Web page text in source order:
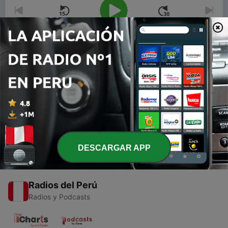
00:00 00:00
La Tecnología y l a Educación en tiempos de
Pandemia COVID-19
02 ago. 2020
Radios del Perú
Radios y Podcasts
DESCARGAR APP